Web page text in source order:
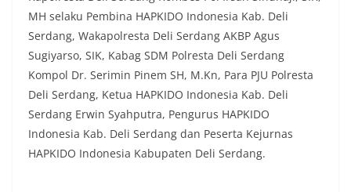
penghormatan kita bersama terhadap
perjuangan para pahlawan yang telah merebut
kemerdekaan,” ujar Aiptu Muliyadi Suraukur saat
berdialog dengan warga.‎‎Ia juga menambahkan
agar warga memperhatikan kondisi bendera yang
akan dikibarkan, memastikan bendera dalam
keadaan bersih, tidak sobek, dan layak untuk
dikibarkan sebagai simbol kehormatan
negara.‎‎‎Selain menyampaikan imbauan terkait
bendera, kegiatan sambang DDS ini juga
MH selaku Pembina HAPKIDO Indonesia Kab. Deli
Serdang, Wakapolresta Deli Serdang AKBP Agus
Sugiyarso, SIK, Kabag SDM Polresta Deli Serdang
Kompol Dr. Serimin Pinem SH, M.Kn, Para PJU Polresta
Deli Serdang, Ketua HAPKIDO Indonesia Kab. Deli
Serdang Erwin Syahputra, Pengurus HAPKIDO
Indonesia Kab. Deli Serdang dan Peserta Kejurnas
HAPKIDO Indonesia Kabupaten Deli Serdang.